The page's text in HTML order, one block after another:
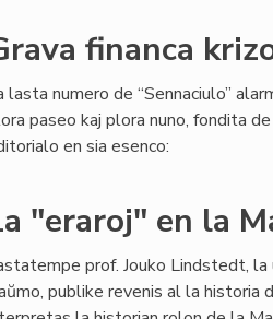
financa
lasta numero de “Sennaciulo”
paseo kaj plora nuno, fondita
en sia esenco:
"eraroj" en la
prof. Jouko Lindstedt,
publike revenis al la historia